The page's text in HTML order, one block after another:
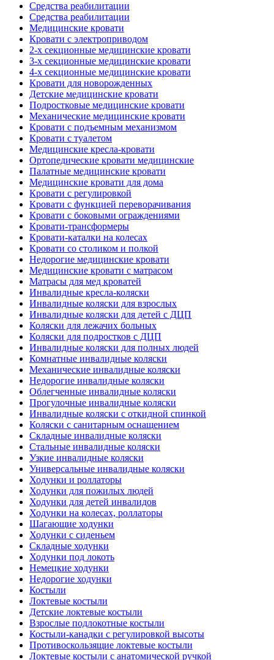
Средства реабилитации
Средства реабилитации
Медицинские кровати
Кровати с электроприводом
2-х секционные медицинские кровати
3-х секционные медицинские кровати
4-х секционные медицинские кровати
Кровати для новорожденных
Детские медицинские кровати
Подростковые медицинские кровати
Механические медицинские кровати
Кровати с подъемным механизмом
Кровати с туалетом
Медицинские крeсла-кровати
Ортопедические кровати медицинские
Палатные медицинские кровати
Медицинские кровати для дома
Кровати с регулировкой
Кровати с функцией переворачивания
Кровати с боковыми ограждениями
Кровати-трансформеры
Кровати-каталки на колесах
Кровати со столиком и полкой
Недорогие медицинские кровати
Медицинские кровати с матрасом
Матрасы для мед кроватей
Инвалидные кресла-коляски
Инвалидные коляски для взрослых
Инвалидные коляски для детей с ДЦП
Коляски для лежачих больных
Коляски для подростков с ДЦП
Инвалидные коляски для полных людей
Комнатные инвалидные коляски
Механические инвалидные коляски
Недорогие инвалидные коляски
Облегченные инвалидные коляски
Прогулочные инвалидные коляски
Инвалидные коляски с откидной спинкой
Коляски с санитарным оснащением
Складные инвалидные коляски
Стальные инвалидные коляски
Узкие инвалидные коляски
Универсальные инвалидные коляски
Ходунки и роллаторы
Ходунки для пожилых людей
Ходунки для детей инвалидов
Ходунки на колесах, роллаторы
Шагающие ходунки
Ходунки с сиденьем
Складные ходунки
Ходунки под локоть
Немецкие ходунки
Недорогие ходунки
Костыли
Локтевые костыли
Детские локтевые костыли
Взрослые подлокотные костыли
Костыли-канадки с регулировкой высоты
Противоскользящие локтевые костыли
Локтевые костыли с анатомической ручкой